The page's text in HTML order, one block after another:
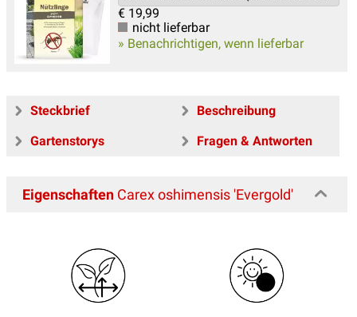
€ 19,99
nicht lieferbar
» Benachrichtigen, wenn lieferbar
Steckbrief
Beschreibung
Gartenstorys
Fragen & Antworten
Eigenschaften Carex oshimensis 'Evergold'